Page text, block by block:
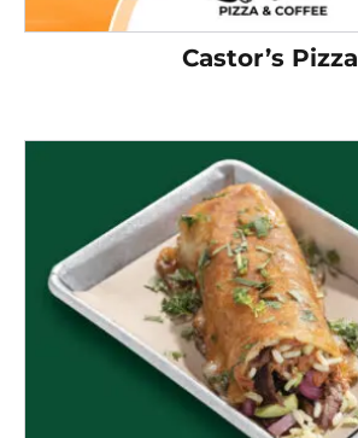
Castor’s Pizza